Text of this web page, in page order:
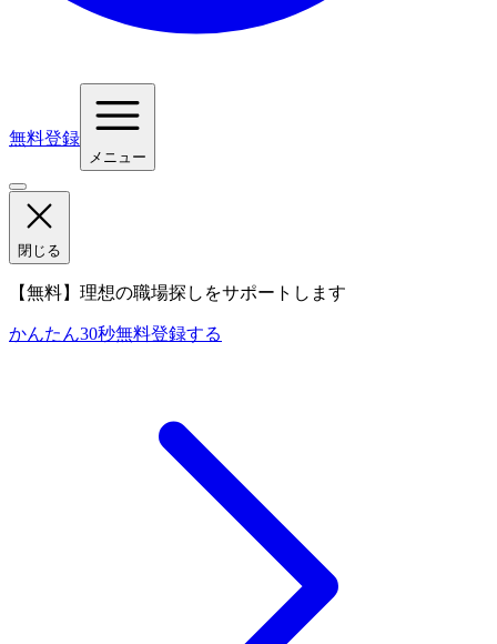
無料登録
メニュー
閉じる
【無料】理想の職場探しをサポートします
かんたん30秒無料登録する